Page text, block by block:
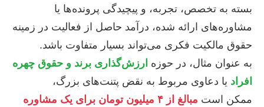
بسته به تخصص، تجربه، و پیچیدگی پرونده‌ها یا
مشاوره‌های ارائه شده، درآمد حاصل از فعالیت در زمینه
حقوق مالکیت فکری می‌تواند بسیار متفاوت باشد.
به عنوان مثال، در حوزه ارزش‌گذاری برند و حقوق چهره
افراد یا دعاوی مربوط به نقض پتنت‌های بزرگ،
ممکن است
مبالغ از ۴ میلیون تومان برای یک مشاوره